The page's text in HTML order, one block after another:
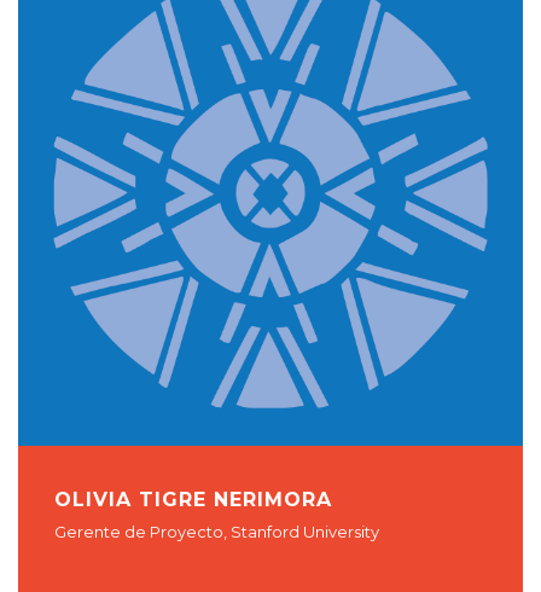
OLIVIA TIGRE NERIMORA
Gerente de Proyecto, Stanford University